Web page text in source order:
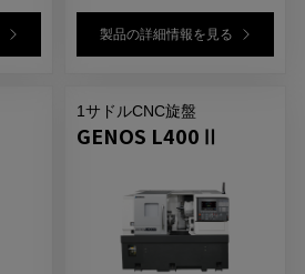
製品の詳細情報を見る
1サドルCNC旋盤
GENOS L400Ⅱ